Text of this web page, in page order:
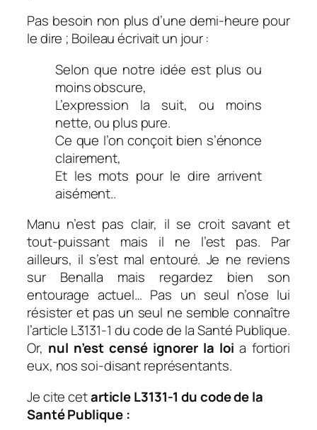
Pas besoin non plus d’une demi-heure pour
le dire ; Boileau écrivait un jour :
Selon que notre idée est plus ou
moins obscure,
L’expression la suit, ou moins
nette, ou plus pure.
Ce que l’on conçoit bien s’énonce
clairement,
Et les mots pour le dire arrivent
aisément..
Manu n’est pas clair, il se croit savant et
tout-puissant mais il ne l’est pas. Par
ailleurs, il s’est mal entouré. Je ne reviens
sur Benalla mais regardez bien son
entourage actuel… Pas un seul n’ose lui
résister et pas un seul ne semble connaître
l’article L3131-1 du code de la Santé Publique.
Or, nul n’est censé ignorer la loi a fortiori
eux, nos soi-disant représentants.
Je cite cetarticle L3131-1 du code de la
Santé Publique :